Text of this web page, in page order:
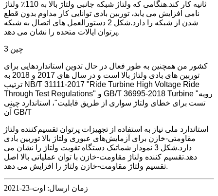
ثانیه کار کند.هنگامی که ولتاژ شبکه جانبی ولتاژ بالا به 110٪ ولتاژ
نامی افزایش می یابد، توربین بادی توانایی کار مداوم بدون قطع
شدن از شبکه را دارد.شکل 2 دستورالعمل های اتصال به شبکه
پرتوان ایالات متحده را نشان می دهد.
3 چین
کشور من همچنین به طور فعال در حال تدوین استانداردهایی برای
توربین های بادی ولتاژ بالا است و در سال های 2017 و 2018 به
ترتیب NB/T 31111-2017 "Ride Turbine High Voltage Ride
Through Test Regulations" و GB/T 36995-2018 Turbine "رویه
تست برای خطای ولتاژ سواری از طریق قابلیت"، استاندارد چینی
آن GB/T
استاندارد ملی نیاز به استفاده از تجهیزات پرتوان تقسیم‌کننده ولتاژ
مقاومتی-خازن برای آزمایش‌های عبوری ولتاژ بالا توربین بادی
دارد.شکل 3 نمودار شماتیک دستگاه تقویت ولتاژ را نشان می
دهد.تقسیم کننده ولتاژ مقاومت-خازن با توان عملیاتی بالا اصل
تقسیم ولتاژ مقاومت-خازن ولتاژ را افزایش می دهد.
زمان ارسال: اوت-23-2021